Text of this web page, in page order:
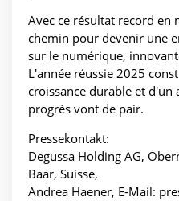
Avec ce résultat record en
chemin pour devenir une
sur le numérique,
L'année réussie 2025
croissance durable et
progrès vont de pair.
Pressekontakt:
Degussa Holding AG,
Baar, Suisse,
Andrea Haener, E-Mail: